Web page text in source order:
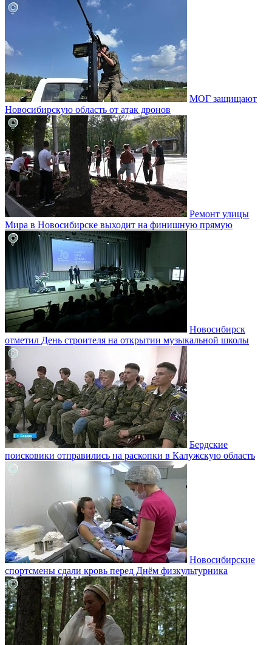
МОГ защищают
Новосибирскую область от атак дронов
Ремонт улицы
Мира в Новосибирске выходит на финишную прямую
Новосибирск
отметил День строителя на открытии музыкальной школы
Бердские
поисковики отправились на раскопки в Калужскую область
Новосибирские
спортсмены сдали кровь перед Днём физкультурника